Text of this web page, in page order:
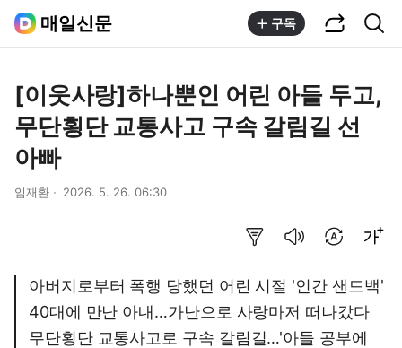
매일신문 구독
[이웃사랑]하나뿐인 어린 아들 두고,
무단횡단 교통사고 구속 갈림길 선
아빠
임재환 2026. 5. 26. 06:30
아버지로부터 폭행 당했던 어린 시절 '인간 샌드백'
40대에 만난 아내…가난으로 사랑마저 떠나갔다
무단횡단 교통사고로 구속 갈림길…'아들 공부에